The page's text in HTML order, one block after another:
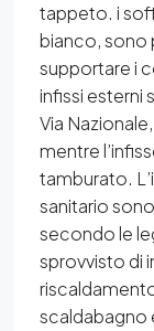
tappeto. i
bianco, sono
supportare i
infissi esterni
Via
mentre
tamburato.
sanitario
secondo le
sprovvisto di
scaldabagno